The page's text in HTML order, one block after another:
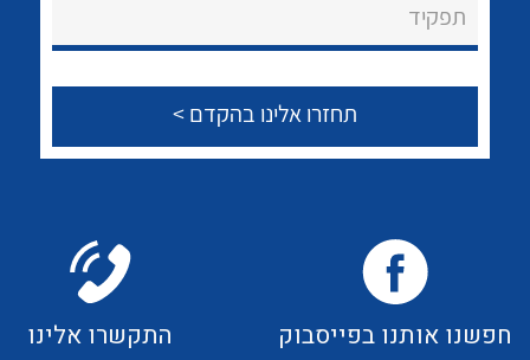
לכל מוצרי היצרן לכל מוצרי היצרן
לכל מוצרי היצרן לכל מוצרי היצרן
תפקיד
חפשנו אותנו בפייסבוק התקשרו אלינו